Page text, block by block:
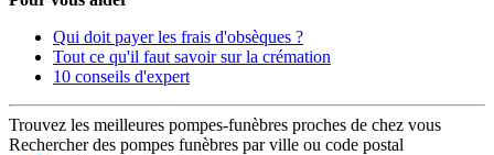
Qui doit payer les frais d'obsèques ?
Tout ce qu'il faut savoir sur la crémation
10 conseils d'expert
Trouvez les meilleures pompes-funèbres proches de chez vous
Rechercher des pompes funèbres par ville ou code postal